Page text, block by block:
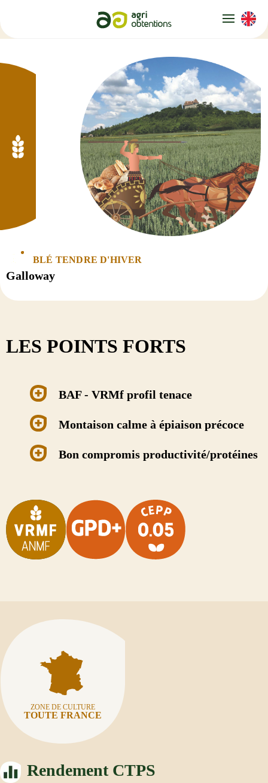
BLÉ TENDRE D'HIVER
Galloway
LES POINTS FORTS
BAF - VRMf profil tenace
Montaison calme à épiaison précoce
Bon compromis productivité/protéines
ZONE DE CULTURE
TOUTE FRANCE
Rendement CTPS